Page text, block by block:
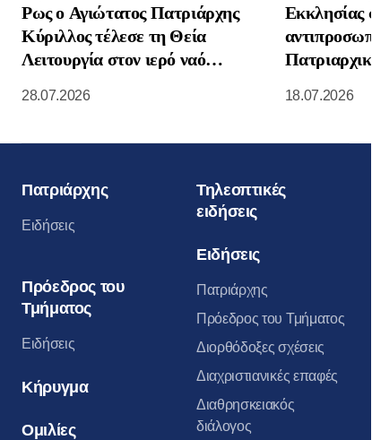
Ρως ο Αγιώτατος Πατριάρχης
Κύριλλος τέλεσε τη Θεία
Λειτουργία στον ιερό ναό
Κρεμλίνο της Μόσχας
28.07.2026
Εκκλησίας
18.07.2026
Πατριάρχης
Ειδήσεις
Πρόεδρος του
Τμήματος
Ειδήσεις
Κήρυγμα
Ομιλίες
Τηλεοπτικές
ειδήσεις
Ειδήσεις
Πατριάρχης
Πρόεδρος του Τμήματος
Διορθόδοξες σχέσεις
Διαχριστιανικές επαφές
Διαθρησκειακός
διάλογος